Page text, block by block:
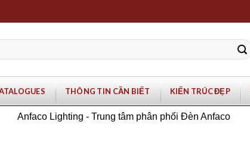
THÔNG TIN CẦN BIẾT KIẾN TRÚC ĐẸP
Anfaco Lighting - Trung tâm phân phối Đèn Anfaco